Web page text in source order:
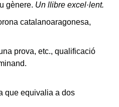
gènere. Un llibre excel·lent.
catalanoaragonesa,
prova, etc., qualificació
que equivalia a dos